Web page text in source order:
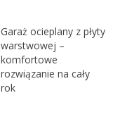
Garaż ocieplany z płyty
warstwowej –
komfortowe
rozwiązanie na cały
rok